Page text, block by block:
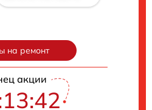
на ремонт
акции